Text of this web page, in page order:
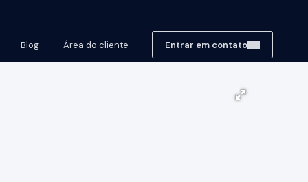
Entrar em contato
Área do cliente
Blog